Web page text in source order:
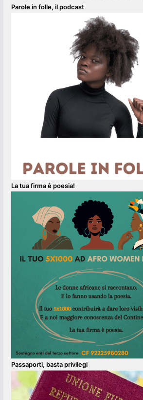
Parole in folle, il podcast
La tua firma è poesia!
Passaporti, basta privilegi